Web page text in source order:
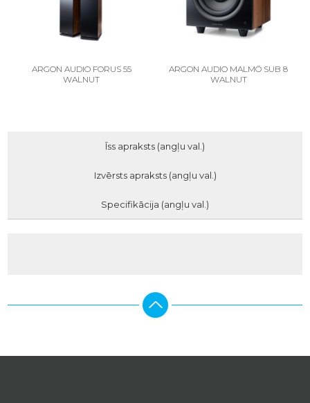
ARGON AUDIO FORUS 55
WALNUT
ARGON AUDIO MALMÖ SUB 8
WALNUT
Īss apraksts (angļu val.)
Izvērsts apraksts (angļu val.)
Specifikācija (angļu val.)